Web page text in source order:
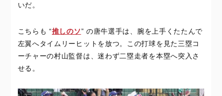
いだ。
こちらも “推しのソ” の唐牛選手は、腕を上手くたたんで
左翼へタイムリーヒットを放つ。この打球を見た三塁コ
ーチャーの村山監督は、迷わず二塁走者を本塁へ突入さ
せる。